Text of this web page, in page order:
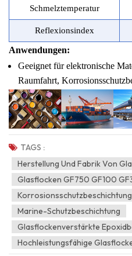
Schmelztemperatur
Reflexionsindex
Anwendungen:
Geeignet für elektronische
Raumfahrt,
TAGS :
Herstellung Und Fabrik Von
Glasflocken GF750 GF100
Marine-Schutzbeschichtung
Glasflockenverstärkte
Hochleistungsfähige